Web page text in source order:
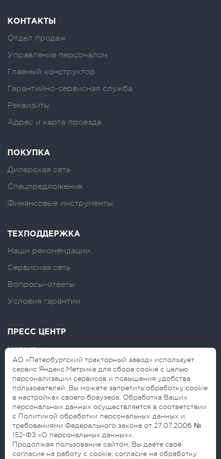
КОНТАКТЫ
Отдел продаж
Управление персоналом
Главный конструктор
Гарантийно-сервисная служба
Реквизиты
Адрес и карта проезда
ПОКУПКА
Дилерская сеть
Спецпредложения
Финансовые инструменты
ТЕХПОДДЕРЖКА
Наши рекомендации
Сервисная сеть
Вопросы-ответы
Условия гарантии
ПРЕСС ЦЕНТР
Новости
Логотипы
Блог
© 2026 АО «Петербургский тракторный
АО «Петербургский тракторный завод» использует
сервис Яндекс.Метрика для сбора cookie с целью
персонализации сервисов и повышения удобства
пользователей. Вы можете запретить обработку cookie
в настройках своего браузера. Обработка Ваших
персональных данных осуществляется в соответствии
с Политикой обработки персональных данных и
требованиями Федерального закона от 27.07.2006 №
152-ФЗ «О персональных данных».
Продолжая пользование сайтом, Вы даёте своё
согласие на работу с cookie, согласие на обработку